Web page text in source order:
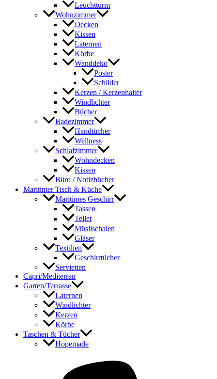
Leuchtturm
Wohnzimmer
Decken
Kissen
Laternen
Körbe
Wanddeko
Poster
Schilder
Kerzen / Kerzenhalter
Windlichter
Bücher
Badezimmer
Handtücher
Wellness
Schlafzimmer
Wohndecken
Kissen
Büro / Notizbücher
Maritimer Tisch & Küche
Maritimes Geschirr
Tassen
Teller
Müslischalen
Gläser
Textilien
Geschirrtücher
Servietten
Capri/Mediterran
Garten/Terrasse
Laternen
Windlichter
Kerzen
Körbe
Taschen & Tücher
Hopemade